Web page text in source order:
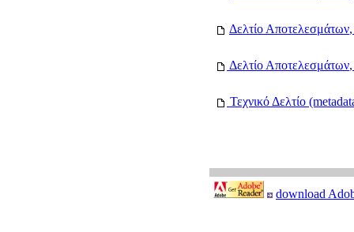
Δελτίο Αποτελεσμάτων
Δελτίο Αποτελεσμάτων
Τεχνικό Δελτίo
download